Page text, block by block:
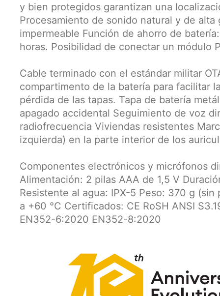
y bien protegidos garantizan una
Procesamiento de sonido natural y de
impermeable Función de ahorro de
horas. Posibilidad de conectar un módulo
Cable terminado con el estándar militar
compartimento de la batería para facilitar
pérdida de las tapas. Tapa de batería
apagado accidental Seguimiento de voz
radiofrecuencia Viviendas resistentes
izquierda) en la parte interior de los
Componentes electrónicos y micrófonos
Alimentación: 2 pilas AAA de 1,5 V
Resistente al agua: IPX-5 Peso: 370 g
a +60 °C Certificados: CE RoSH ANSI
EN352-6:2020 EN352-8:2020